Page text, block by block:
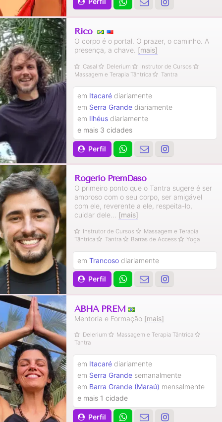
Rico
O corpo é o portal. O prazer, o caminho. A
presença, a chave. [mais]
Casal Delerium
Instrutor de Cursos
Massagem e Terapia Tântrica
Tantra
Perfil
em Itacaré diariamente
em Serra Grande diariamente
em Ilhéus diariamente
e mais 3 cidades
Rogério PremDaso
O primeiro ponto que o Tantra sugere é ser
amoroso com o seu corpo, ser amigável
com ele, reverente a ele, respeita-lo,
cuidar dele... [mais]
Instrutor de Cursos
Massagem e Terapia
Tântrica
Tantra Barras de Access Yoga
Perfil
emTrancoso diariamente
ABHA PREM
Mentoria e Formação [mais]
Delerium
Massagem e Terapia Tântrica
Tantra
Perfil
em Itacaré diariamente
em Serra Grande semanalmente
em Barra Grande (Maraú) mensalmente
e mais 1 cidade